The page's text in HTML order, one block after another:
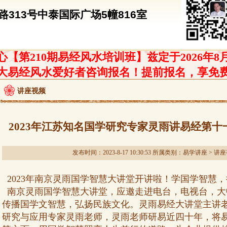
313号中泰国际广场5幢816室
【第210期易经风水培训班】兹定于2026年8
易经风水爱好者咨询报名！提前报名，享免
讲座视频
2023年江苏知名国学研究专家灵雨讲易经第
发布时间：2023-8-17 10:30:53 所属类别： 易学讲座> 讲
2023年南京灵雨国学智慧大讲堂开讲啦！学国学智慧
南京灵雨国学智慧大讲堂，应邀走进电台，电视台，
传播国学文智慧，弘扬民族文化。灵雨易经大讲堂主讲
研究与应用专家灵雨老师，灵雨老师研易近四十年，将